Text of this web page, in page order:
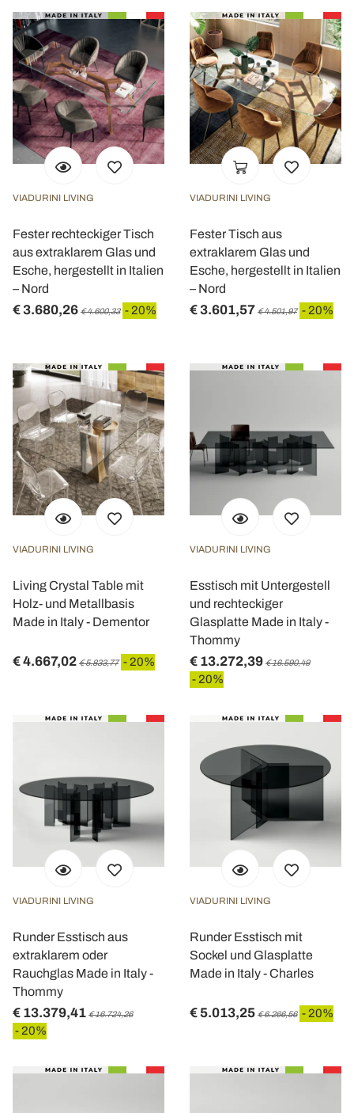
VIADURINI LIVING
Fester rechteckiger Tisch
aus extraklarem Glas und
Esche, hergestellt in Italien
– Nord
€ 3.680,26 € 4.600,33 - 20%
VIADURINI LIVING
Fester Tisch aus
extraklarem Glas und
Esche, hergestellt in Italien
– Nord
€ 3.601,57 € 4.501,97 - 20%
VIADURINI LIVING
Living Crystal Table mit
Holz- und Metallbasis
Made in Italy - Dementor
€ 4.667,02 € 5.833,77 - 20%
VIADURINI LIVING
Esstisch mit Untergestell
und rechteckiger
Glasplatte Made in Italy -
Thommy
€ 13.272,39 € 16.590,49
- 20%
VIADURINI LIVING
Runder Esstisch aus
extraklarem oder
Rauchglas Made in Italy -
Thommy
€ 13.379,41 € 16.724,26
- 20%
VIADURINI LIVING
Runder Esstisch mit
Sockel und Glasplatte
Made in Italy - Charles
€ 5.013,25 € 6.266,56 - 20%